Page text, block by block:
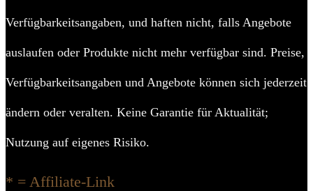
Verfügbarkeitsangaben, und haften nicht, falls Angebote
auslaufen oder Produkte nicht mehr verfügbar sind. Preise,
Verfügbarkeitsangaben und Angebote können sich jederzeit
ändern oder veralten. Keine Garantie für Aktualität;
Nutzung auf eigenes Risiko.
* = Affiliate-Link